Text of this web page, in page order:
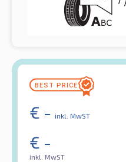
€ - inkl. MwST
€ -
inkl. MwST